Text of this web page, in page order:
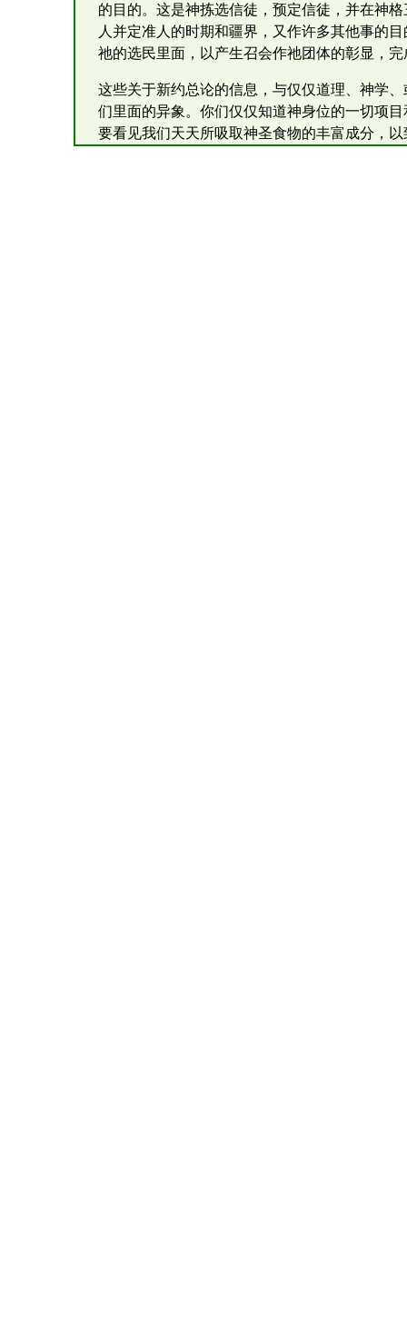
的目的。这是神拣选信徒，预定信徒，并在神
人并定准人的时期和疆界，又作许多其他事的
祂的选民里面，以产生召会作祂团体的彰显，
这些关于新约总论的信息，与仅仅道理、神学
们里面的异象。你们仅仅知道神身位的一切项
要看见我们天天所吸取神圣食物的丰富成分，